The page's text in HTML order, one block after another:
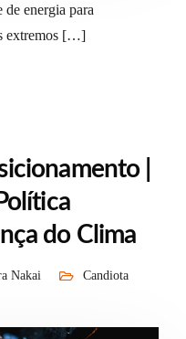
energia para
extremos […]
|
do Clima
Nakai
Candiota